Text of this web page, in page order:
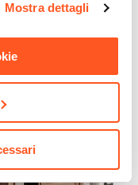
invita a leggere la
Mostra dettagli
in metallo nero -